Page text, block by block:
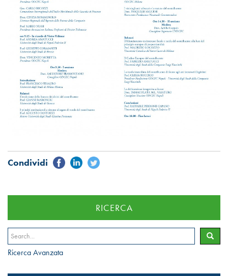
RICERCA
Ricerca Avanzata